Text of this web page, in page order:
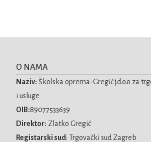
O NAMA
Naziv: Školska oprema-Gregić j.d.o.o za
i usluge
OIB:89077533639
Direktor: Zlatko Gregić
Registarski sud: Trgovački sud Zagreb